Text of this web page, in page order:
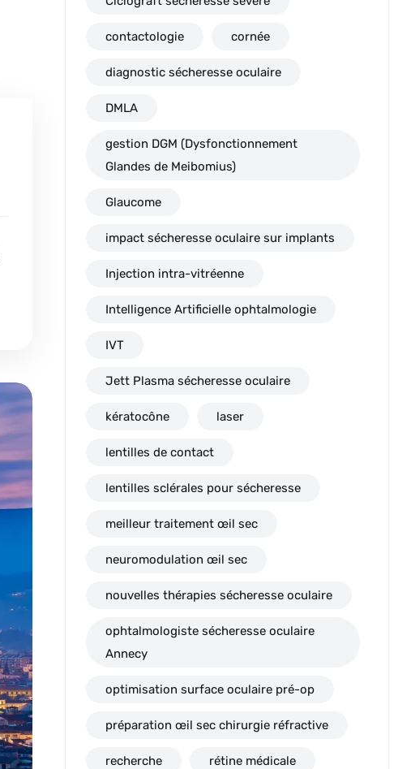
contactologie cornée
diagnostic sécheresse oculaire
DMLA
gestion DGM (Dysfonctionnement
Glandes de Meibomius)
Glaucome
impact sécheresse oculaire sur implants
Injection intra-vitréenne
Intelligence Artificielle ophtalmologie
IVT
Jett Plasma sécheresse oculaire
kératocône laser
lentilles de contact
lentilles sclérales pour sécheresse
meilleur traitement œil sec
neuromodulation œil sec
nouvelles thérapies sécheresse oculaire
ophtalmologiste sécheresse oculaire
Annecy
optimisation surface oculaire pré-op
préparation œil sec chirurgie réfractive
recherche rétine médicale